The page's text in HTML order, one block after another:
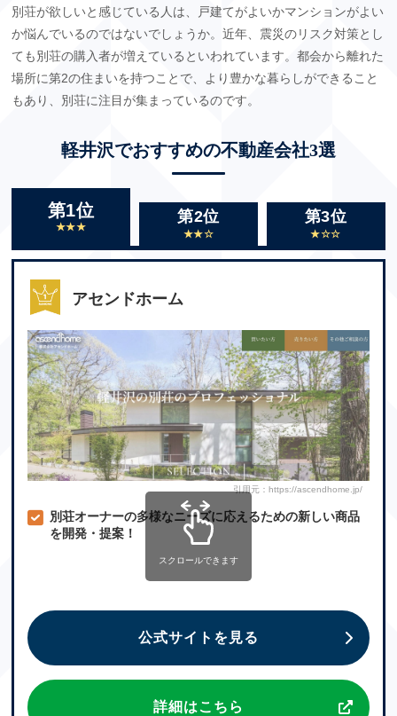
別荘が欲しいと感じている人は、戸建てがよいかマンションがよい
か悩んでいるのではないでしょうか。近年、震災のリスク対策とし
ても別荘の購入者が増えているといわれています。都会から離れた
場所に第2の住まいを持つことで、より豊かな暮らしができること
もあり、別荘に注目が集まっているのです。
軽井沢でおすすめの不動産会社3選
第1位
★★★
第2位
★★☆
第3位
★☆☆
アセンドホーム
引用元：https://ascendhome.jp/
別荘オーナーの多様なニーズに応えるための新しい商品
を開発・提案！
公式サイトを見る
詳細はこちら
スクロールできます